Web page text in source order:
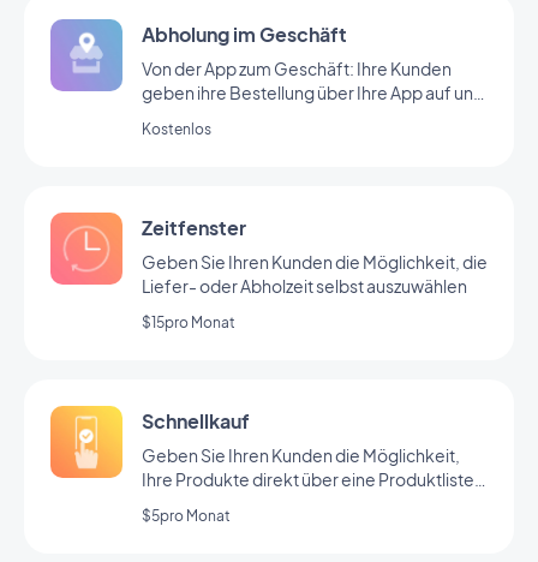
Abholung im Geschäft
Von der App zum Geschäft: Ihre Kunden
geben ihre Bestellung über Ihre App auf und
Kostenlos
Zeitfenster
Geben Sie Ihren Kunden die Möglichkeit, die
Liefer- oder Abholzeit selbst auszuwählen
$15pro Monat
Schnellkauf
Geben Sie Ihren Kunden die Möglichkeit,
Ihre Produkte direkt über eine Produktliste
zu erwerben.
$5pro Monat